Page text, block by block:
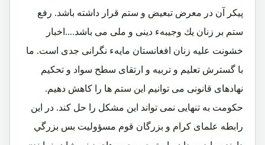
پیکر آن در معرض تبعیض و ستم قرار داشته باشد. رفع
ستم بر زنان يك وجيبهء دينى و ملى مى باشد....اخبار
خشونت عليه زنان افغانستان مايهء نگرانى جدى است. ما
با گسترش تعليم و تربيه و ارتقاى سطح سواد و تحكيم
نهادهاى قانونى مى توانيم اين ستم ها را كاهش دهيم.
حكومت به تنهايى نمى تواند اين مشكل را حل كند. در اين
رابطه علماى كرام و بزرگان قوم مسؤوليت بس بزرگي